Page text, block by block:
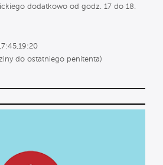
dodatkowo od godz. 17 do 18.
do ostatniego penitenta)